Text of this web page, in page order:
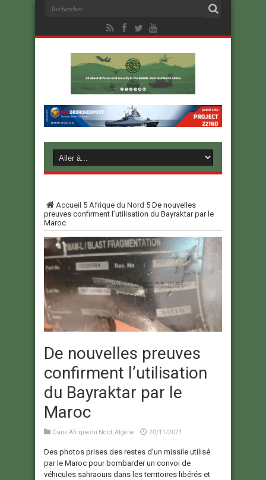
Accueil 5 Afrique du Nord 5 De nouvelles
preuves confirment l’utilisation du Bayraktar par le
Maroc
De nouvelles preuves
confirment l’utilisation
du Bayraktar par le
Maroc
Dans Afrique du Nord Algérie 20/11/2021
Des photos prises des restes d’un missile utilisé
par le Maroc pour bombarder un convoi de
véhicules sahraouis dans les territoires libérés et